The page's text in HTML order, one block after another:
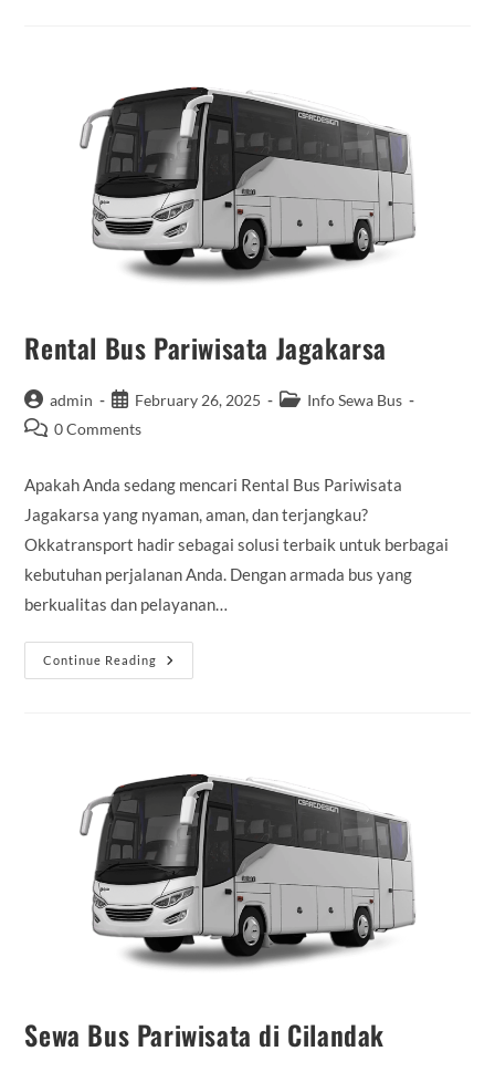
Rental Bus Pariwisata Jagakarsa
Post
author:
admin
Post
published:
February 26, 2025
PostInfo Sewa Bus
Post0 Comments
Apakah Anda sedang mencari Rental Bus Pariwisata
Jagakarsa yang nyaman, aman, dan terjangkau?
Okkatransport hadir sebagai solusi terbaik untuk berbagai
kebutuhan perjalanan Anda. Dengan armada bus yang
berkualitas dan pelayanan…
Continue Reading
Rental
Bus
Sewa Bus Pariwisata di Cilandak